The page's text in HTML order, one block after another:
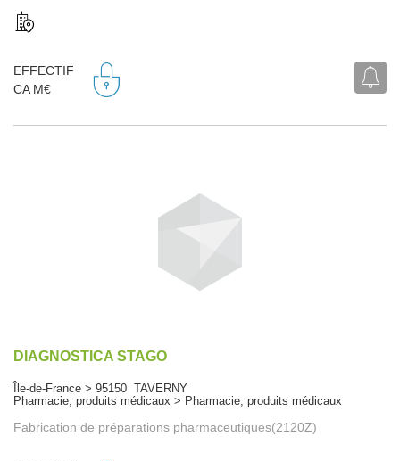
EFFECTIF
CA M€
DIAGNOSTICA STAGO
Île-de-France > 95150 TAVERNY
Pharmacie, produits médicaux > Pharmacie, produits médicaux
Fabrication de préparations pharmaceutiques(2120Z)